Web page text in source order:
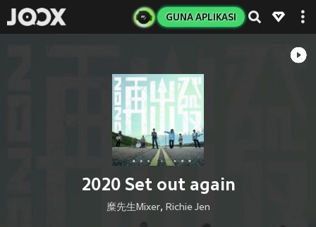
GUNA APLIKASI
2020 Set out again
糜先生Mixer, Richie Jen